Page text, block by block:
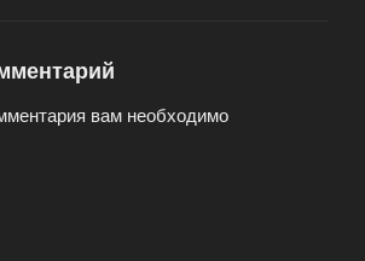
вам необходимо